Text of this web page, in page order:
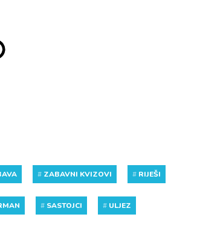
# ZABAVNI KVIZOVI # RIJEŠI
# SASTOJCI # ULJEZ